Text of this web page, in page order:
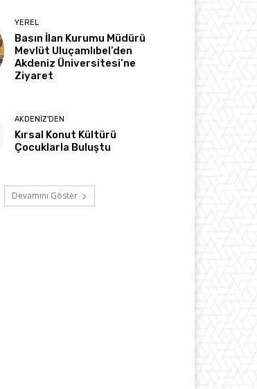
YEREL
Basın İlan Kurumu Müdürü
Mevlüt Uluçamlıbel’den
Akdeniz Üniversitesi’ne
Ziyaret
AKDENIZ'DEN
Kırsal Konut Kültürü
Çocuklarla Buluştu
Devamını Göster